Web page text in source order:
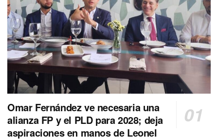
Omar Fernández ve necesaria una
alianza FP y el PLD para 2028; deja
aspiraciones en manos de Leonel